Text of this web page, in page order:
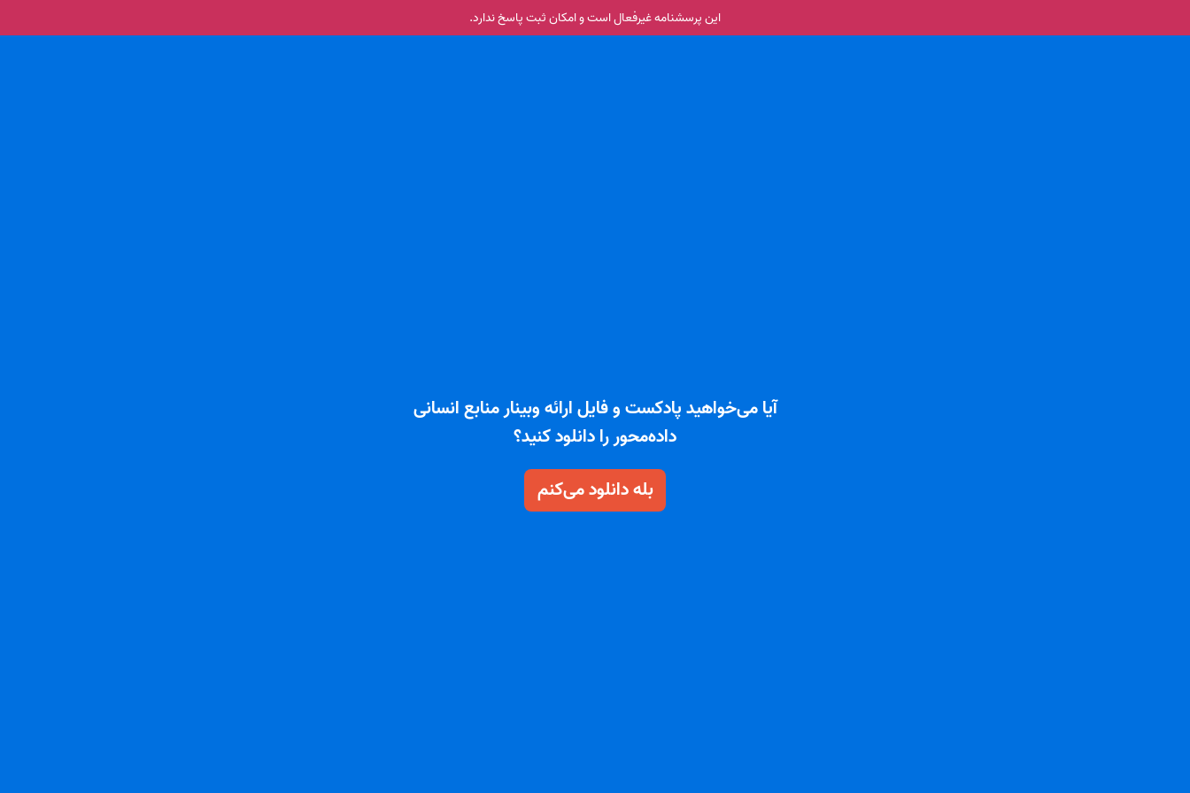
این پرسشنامه غیر‌فعال است و امکان ثبت پاسخ ندارد.
آیا می‌خواهید پادکست و فایل ارائه وبینار منابع انسانی
داده‌محور را دانلود کنید؟
بله دانلود می‌کنم